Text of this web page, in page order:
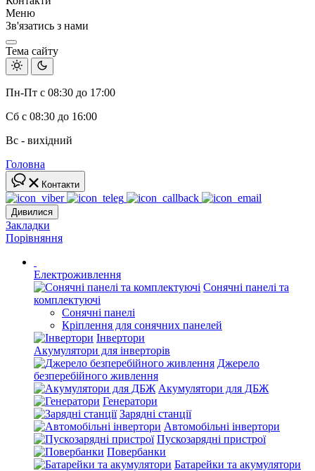
Меню
Зв'язатись з нами
Тема сайту
Пн-Пт с 08:30 до 17:00
Сб с 08:30 до 16:00
Вс - вихідний
Головна
Контакти
Дивилися
Закладки
Порівняння
Електроживлення
Сонячні панелі та
комплектуючі
Сонячні панелі
Кріплення для сонячних панелей
Інвертори
Акумулятори для інверторів
Джерело
безперебійного живлення
Акумулятори для ДБЖ
Генератори
Зарядні станції
Автомобільні інвертори
Пускозарядні пристрої
Повербанки
Батарейки та акумулятори